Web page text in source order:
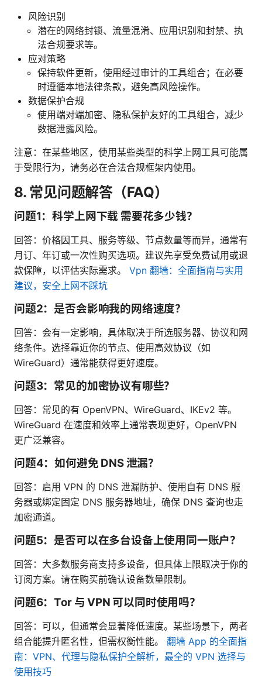
风险识别
潜在的网络封锁、流量混淆、应用识别和封禁、执
法合规要求等。
应对策略
保持软件更新，使用经过审计的工具组合；在必要
时遵循本地法律条款，避免高风险操作。
数据保护合规
使用端对端加密、隐私保护友好的工具组合，减少
数据泄露风险。
注意：在某些地区，使用某些类型的科学上网工具可能属
于受限行为，请务必在合法合规框架内使用。
8. 常见问题解答（FAQ）
问题1：科学上网下载 需要花多少钱？
回答：价格因工具、服务等级、节点数量等而异，通常有
月订、年订或一次性购买选项。建议先享受免费试用或退
款保障，以评估实际需求。 Vpn 翻墙：全面指南与实用
建议，安全上网不踩坑
问题2：是否会影响我的网络速度？
回答：会有一定影响，具体取决于所选服务器、协议和网
络条件。选择靠近你的节点、使用高效协议（如
WireGuard）通常能获得更好速度。
问题3：常见的加密协议有哪些？
回答：常见的有 OpenVPN、WireGuard、IKEv2 等。
WireGuard 在速度和效率上通常表现更好，OpenVPN
更广泛兼容。
问题4：如何避免 DNS 泄漏？
回答：启用 VPN 的 DNS 泄漏防护、使用自有 DNS 服
务器或绑定固定 DNS 服务器地址，确保 DNS 查询也走
加密通道。
问题5：是否可以在多台设备上使用同一账户？
回答：大多数服务商支持多设备，但具体上限取决于你的
订阅方案。请在购买前确认设备数量限制。
问题6：Tor 与 VPN 可以同时使用吗？
回答：可以，但通常会显著降低速度。某些场景下，两者
组合能提升匿名性，但需权衡性能。 翻墙 App 的全面指
南：VPN、代理与隐私保护全解析，最全的 VPN 选择与
使用技巧